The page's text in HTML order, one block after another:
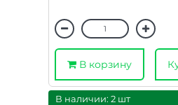
В корзину
В наличии: 2 шт